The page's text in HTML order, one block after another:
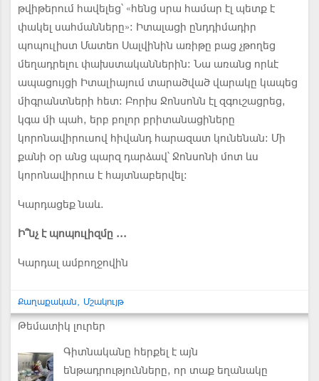
թվիթերում հավելեց՝ «հենց սրա համար էլ պետք է
փակել սահմանները»: Իտալացի ընդդիմադիր
պոպուլիստ Մատեո Սալվինին առիթը բաց չթողեց
մեղադրելու փախստականներին: Նա առանց որևէ
ապացույցի Իտալիայում տարածված վարակը կապեց
միգրանտների հետ: Բորիս Ջոնսոնն էլ զգուշացրեց,
կգա մի պահ, երբ բոլոր բրիտանացիները
կորոնավիրուսով հիվանդ հարազատ կունենան: Մի
քանի օր անց պարզ դարձավ՝ Ջոնսոնի մոտ ևս
կորոնավիրուս է հայտնաբերվել:
Կարդացեք նաև.
Ի՞նչ է պոպուլիզմը ...
Կարդալ ամբողջովին
Քաղաքական Մշակույթ
Թեմատիկ լուրեր
Գիտնականը հերքել է այն
ենթադրությունները, որ տաք եղանակը